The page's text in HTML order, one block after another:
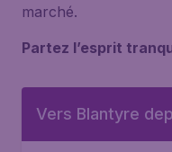
marché.
Partez l’esprit
Vers Blantyre